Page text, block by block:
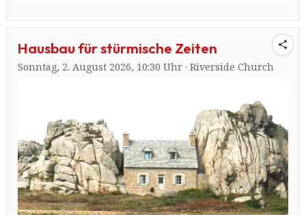
Hausbau für stürmische Zeiten
Sonntag, 2. August 2026, 10:30 Uhr · Riverside Church